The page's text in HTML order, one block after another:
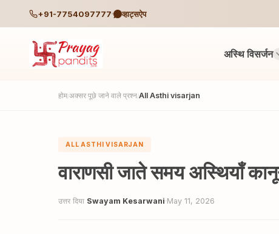
+91-7754097777 व्हाट्सऐप
अस्थि विसर्जन
होम/अक्सर पूछे जाने वाले प्रश्न/All Asthi visarjan
ALL ASTHI VISARJAN
वाराणसी जाते समय अस्थियाँ
उत्तर दिया Swayam Kesarwani·May 11, 2026